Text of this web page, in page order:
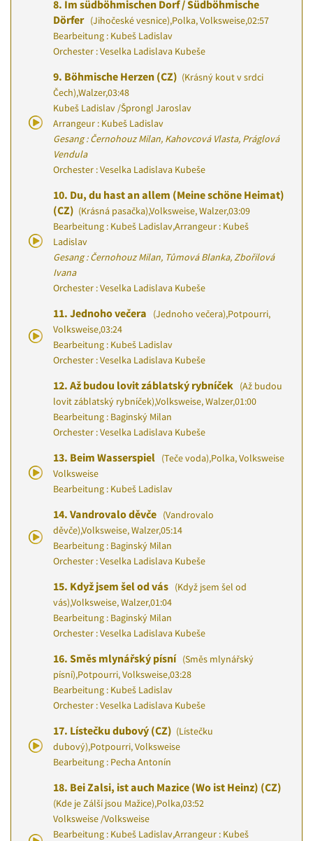
8. Im südböhmischen Dorf / Südböhmische
Dörfer (Jihočeské vesnice),Polka, Volksweise,02:57
Bearbeitung : Kubeš Ladislav
Orchester : Veselka Ladislava Kubeše
9. Böhmische Herzen (CZ) (Krásný kout v srdci
Čech),Walzer,03:48
Kubeš Ladislav /Šprongl Jaroslav
Arrangeur : Kubeš Ladislav
Gesang : Černohouz Milan, Kahovcová Vlasta, Práglová
Vendula
Orchester : Veselka Ladislava Kubeše
10. Du, du hast an allem (Meine schöne Heimat)
(CZ) (Krásná pasačka),Volksweise, Walzer,03:09
Bearbeitung : Kubeš Ladislav,Arrangeur : Kubeš
Ladislav
Gesang : Černohouz Milan, Tůmová Blanka, Zbořilová
Ivana
Orchester : Veselka Ladislava Kubeše
11. Jednoho večera (Jednoho večera),Potpourri,
Volksweise,03:24
Bearbeitung : Kubeš Ladislav
Orchester : Veselka Ladislava Kubeše
12. Až budou lovit záblatský rybníček (Až budou
lovit záblatský rybníček),Volksweise, Walzer,01:00
Bearbeitung : Baginský Milan
Orchester : Veselka Ladislava Kubeše
13. Beim Wasserspiel (Teče voda),Polka, Volksweise
Volksweise
Bearbeitung : Kubeš Ladislav
14. Vandrovalo děvče (Vandrovalo
děvče),Volksweise, Walzer,05:14
Bearbeitung : Baginský Milan
Orchester : Veselka Ladislava Kubeše
15. Když jsem šel od vás (Když jsem šel od
vás),Volksweise, Walzer,01:04
Bearbeitung : Baginský Milan
Orchester : Veselka Ladislava Kubeše
16. Směs mlynářský písní (Směs mlynářský
písní),Potpourri, Volksweise,03:28
Bearbeitung : Kubeš Ladislav
Orchester : Veselka Ladislava Kubeše
17. Lístečku dubový (CZ) (Lístečku
dubový),Potpourri, Volksweise
Bearbeitung : Pecha Antonín
18. Bei Zalsi, ist auch Mazice (Wo ist Heinz) (CZ)
(Kde je Zálší jsou Mažice),Polka,03:52
Volksweise /Volksweise
Bearbeitung : Kubeš Ladislav,Arrangeur : Kubeš